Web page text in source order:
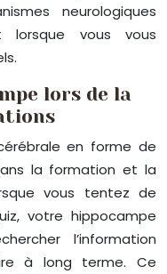
neurologiques
lorsque vous vous
lors de la
en forme de
la formation et la
vous tentez de
votre hippocampe
l’information
à long terme. Ce